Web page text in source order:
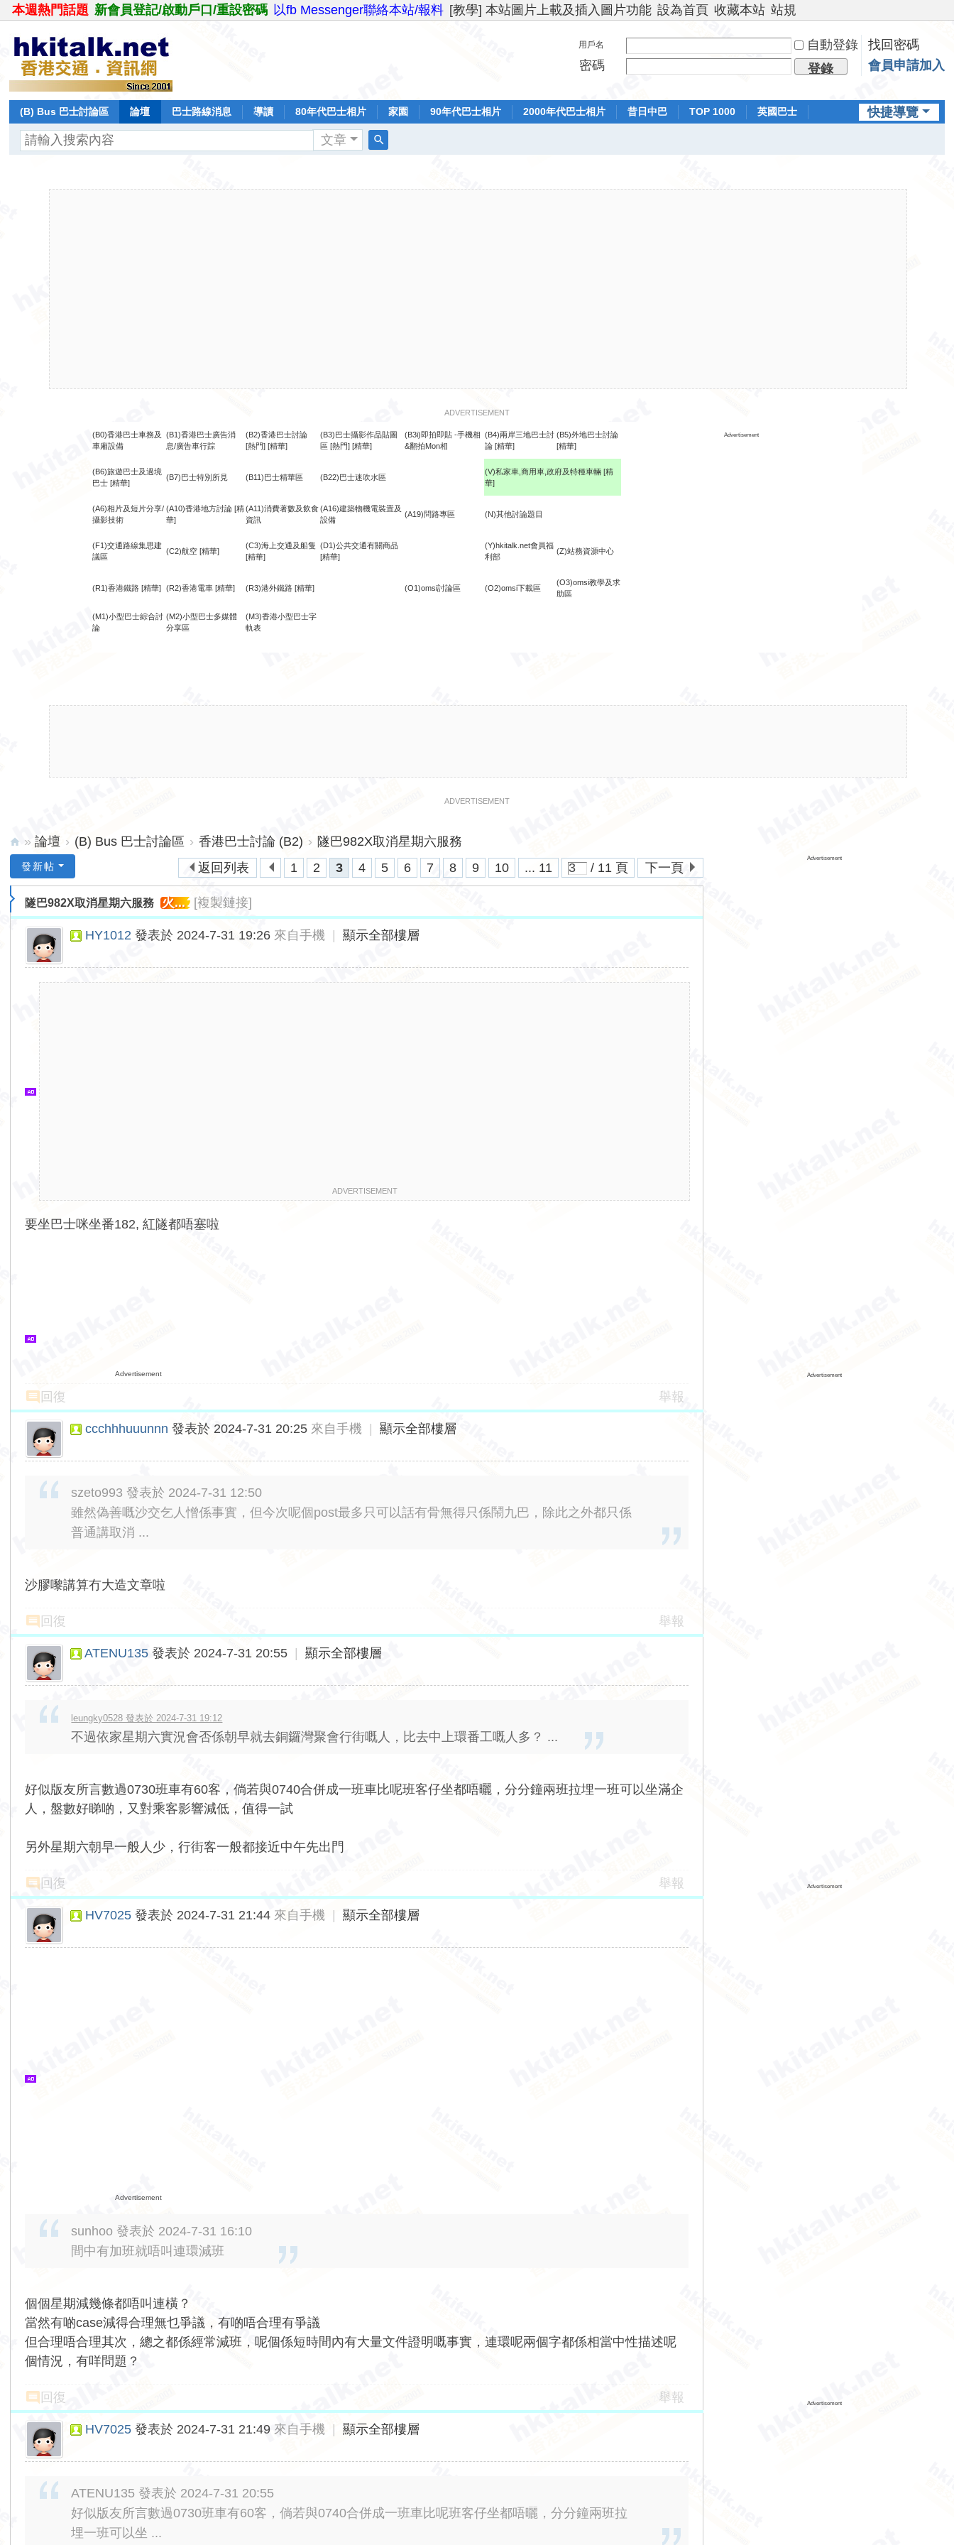
本週熱門話題 新會員登記/啟動戶口/重設密碼 以fb Messenger聯絡本站/報料 [教學] 本站圖片上載及插入圖片功能 設為首頁 收藏本站 站規
用戶名 自動登錄
找回密碼
密碼
登錄 會員申請加入
快捷導覽
(B) Bus 巴士討論區 論壇 巴士路線消息 導讀 80年代巴士相片 家園 90年代巴士相片 2000年代巴士相片 昔日中巴 TOP 1000
英國巴士
文章
ADVERTISEMENT
(B0)香港巴士車務及
車廂設備
(B1)香港巴士廣告消
息/廣告車行踪
(B2)香港巴士討論
[熱門] [精華]
(B3)巴士攝影作品貼圖
區 [熱門] [精華]
(B3i)即拍即貼 -手機相
&翻拍Mon相
(B4)兩岸三地巴士討
論 [精華]
(B5)外地巴士討論
[精華]
Advertisement
(B6)旅遊巴士及過境
巴士 [精華]
(B7)巴士特別所見 (B11)巴士精華區 (B22)巴士迷吹水區
(V)私家車,商用車,政府及特種車輛 [精
華]
(A6)相片及短片分享/
攝影技術
(A10)香港地方討論 [精
華]
(A11)消費著數及飲食
資訊
(A16)建築物機電裝置及
設備
(A19)問路專區 (N)其他討論題目
(F1)交通路線集思建
議區
(C2)航空 [精華]
(C3)海上交通及船隻
[精華]
(D1)公共交通有關商品
[精華]
(Y)hkitalk.net會員福
利部
(Z)站務資源中心
(R1)香港鐵路 [精華] (R2)香港電車 [精華] (R3)港外鐵路 [精華] (O1)omsi討論區 (O2)omsi下載區
(O3)omsi教學及求
助區
(M1)小型巴士綜合討
論
(M2)小型巴士多媒體
分享區
(M3)香港小型巴士字
軌表
ADVERTISEMENT
lk.
» 論壇 › (B) Bus 巴士討論區 › 香港巴士討論 (B2) › 隧巴982X取消星期六服務
1
2 3 4 5 6 7 8 9 10 ... 11 / 11 頁 下一頁
返回列表
發新帖
隧巴982X取消星期六服務 火... [複製鏈接]
HY1012 發表於 2024-7-31 19:26 來自手機 顯示全部樓層
ADVERTISEMENT
要坐巴士咪坐番182, 紅隧都唔塞啦
Advertisement
回復 舉報
ccchhhuuunnn 發表於 2024-7-31 20:25 來自手機 顯示全部樓層
szeto993 發表於 2024-7-31 12:50
雖然偽善嘅沙交乞人憎係事實，但今次呢個post最多只可以話有骨無得只係鬧九巴，除此之外都只係
普通講取消 ...
沙膠嚟講算冇大造文章啦
回復 舉報
ATENU135 發表於 2024-7-31 20:55 顯示全部樓層
leungky0528 發表於 2024-7-31 19:12
不過依家星期六實況會否係朝早就去銅鑼灣聚會行街嘅人，比去中上環番工嘅人多？ ...
好似版友所言數過0730班車有60客，倘若與0740合併成一班車比呢班客仔坐都唔曬，分分鐘兩班拉埋一班可以坐滿企
人，盤數好睇啲，又對乘客影響減低，值得一試
另外星期六朝早一般人少，行街客一般都接近中午先出門
回復 舉報
HV7025 發表於 2024-7-31 21:44 來自手機 顯示全部樓層
Advertisement
sunhoo 發表於 2024-7-31 16:10
間中有加班就唔叫連環減班
個個星期減幾條都唔叫連橫？
當然有啲case減得合理無乜爭議，有啲唔合理有爭議
但合理唔合理其次，總之都係經常減班，呢個係短時間內有大量文件證明嘅事實，連環呢兩個字都係相當中性描述呢
個情況，有咩問題？
回復 舉報
HV7025 發表於 2024-7-31 21:49 來自手機 顯示全部樓層
ATENU135 發表於 2024-7-31 20:55
好似版友所言數過0730班車有60客，倘若與0740合併成一班車比呢班客仔坐都唔曬，分分鐘兩班拉
埋一班可以坐 ...
Advertisement
Advertisement
Advertisement
Advertisement